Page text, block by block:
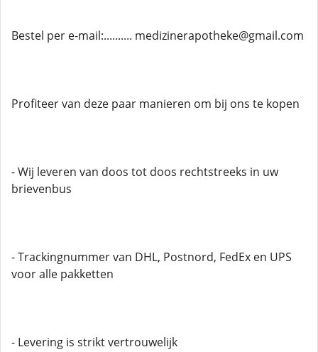
Bestel per e-mail:.......... medizinerapotheke@gmail.com
Profiteer van deze paar manieren om bij ons te kopen
- Wij leveren van doos tot doos rechtstreeks in uw
brievenbus
- Trackingnummer van DHL, Postnord, FedEx en UPS
voor alle pakketten
- Levering is strikt vertrouwelijk